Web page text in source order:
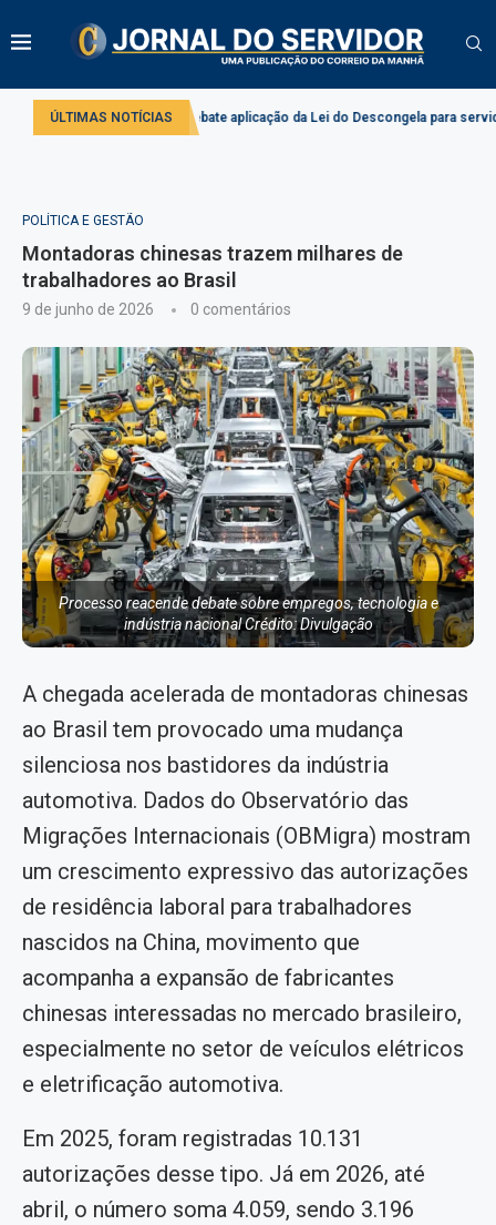
ÚLTIMAS NOTÍCIAS
Comissão debate aplicação da Lei do Descongela para servidores públicos
POLÍTICA E GESTÃO
Montadoras chinesas trazem milhares de
trabalhadores ao Brasil
9 de junho de 2026 0 comentários
Processo reacende debate sobre empregos, tecnologia e
indústria nacional Crédito: Divulgação
A chegada acelerada de montadoras chinesas
ao Brasil tem provocado uma mudança
silenciosa nos bastidores da indústria
automotiva. Dados do Observatório das
Migrações Internacionais (OBMigra) mostram
um crescimento expressivo das autorizações
de residência laboral para trabalhadores
nascidos na China, movimento que
acompanha a expansão de fabricantes
chinesas interessadas no mercado brasileiro,
especialmente no setor de veículos elétricos
e eletrificação automotiva.
Em 2025, foram registradas 10.131
autorizações desse tipo. Já em 2026, até
abril, o número soma 4.059, sendo 3.196